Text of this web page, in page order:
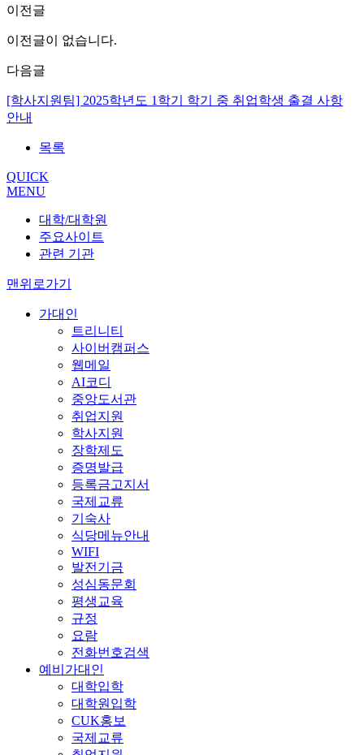
이전글
이전글이 없습니다.
다음글
[학사지원팀] 2025학년도 1학기 학기 중 취업학생 출결 사항
안내
목록
QUICK
MENU
대학/대학원
주요사이트
관련 기관
맨위로가기
가대인
트리니티
사이버캠퍼스
웹메일
AI코디
중앙도서관
취업지원
학사지원
장학제도
증명발급
등록금고지서
국제교류
기숙사
식당메뉴안내
WIFI
발전기금
성심동문회
평생교육
규정
요람
전화번호검색
예비가대인
대학입학
대학원입학
CUK홍보
국제교류